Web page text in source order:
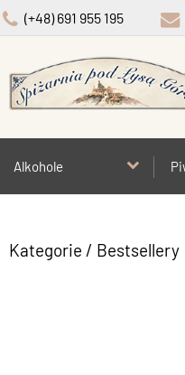
(+48) 691 955 195
Alkohole
Kategorie / Bestsellery